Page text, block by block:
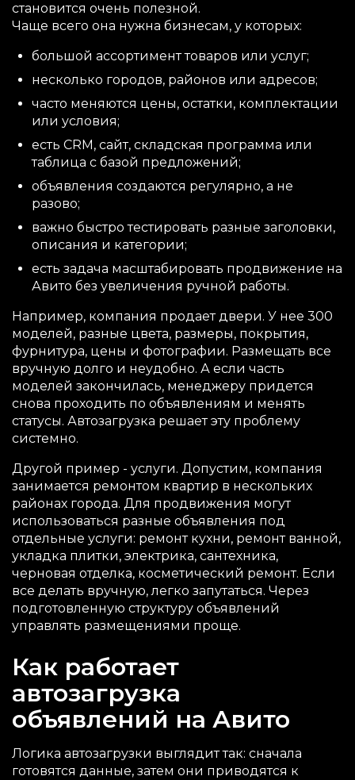
становится очень полезной.
Чаще всего она нужна бизнесам, у которых:
большой ассортимент товаров или услуг;
несколько городов, районов или адресов;
часто меняются цены, остатки, комплектации
или условия;
есть CRM, сайт, складская программа или
таблица с базой предложений;
объявления создаются регулярно, а не
разово;
важно быстро тестировать разные заголовки,
описания и категории;
есть задача масштабировать продвижение на
Авито без увеличения ручной работы.
Например, компания продает двери. У нее 300
моделей, разные цвета, размеры, покрытия,
фурнитура, цены и фотографии. Размещать все
вручную долго и неудобно. А если часть
моделей закончилась, менеджеру придется
снова проходить по объявлениям и менять
статусы. Автозагрузка решает эту проблему
системно.
Другой пример - услуги. Допустим, компания
занимается ремонтом квартир в нескольких
районах города. Для продвижения могут
использоваться разные объявления под
отдельные услуги: ремонт кухни, ремонт ванной,
укладка плитки, электрика, сантехника,
черновая отделка, косметический ремонт. Если
все делать вручную, легко запутаться. Через
подготовленную структуру объявлений
управлять размещениями проще.
Как работает
автозагрузка
объявлений на Авито
Логика автозагрузки выглядит так: сначала
готовятся данные, затем они приводятся к